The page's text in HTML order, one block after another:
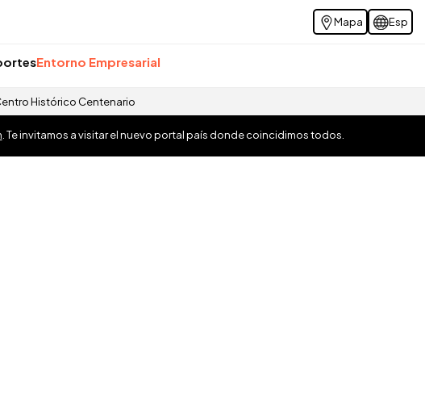
Mapa Esp
Entorno Empresarial
Histórico Centenario
. Te invitamos a visitar el nuevo portal país donde coincidimos todos.